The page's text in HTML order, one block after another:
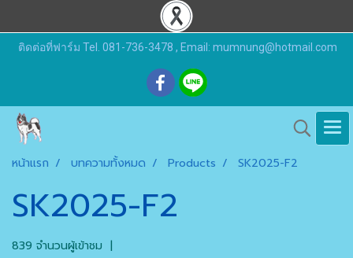
ติดต่อที่ฟาร์ม Tel. 081-736-3478 , Email: mumnung@hotmail.com
หน้าแรก บทความทั้งหมด Products SK2025-F2
SK2025-F2
839 จำนวนผู้เข้าชม |